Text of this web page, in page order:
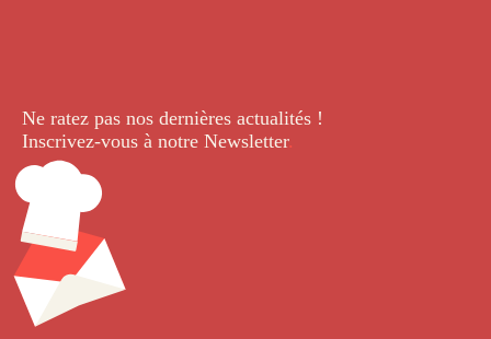
Ne ratez pas nos dernières actualités !
Inscrivez-vous à notre Newsletter.